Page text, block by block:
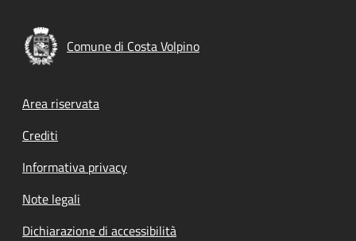
Comune di Costa Volpino
Footer menu
Area riservata
Crediti
Informativa privacy
Note legali
Dichiarazione di accessibilità